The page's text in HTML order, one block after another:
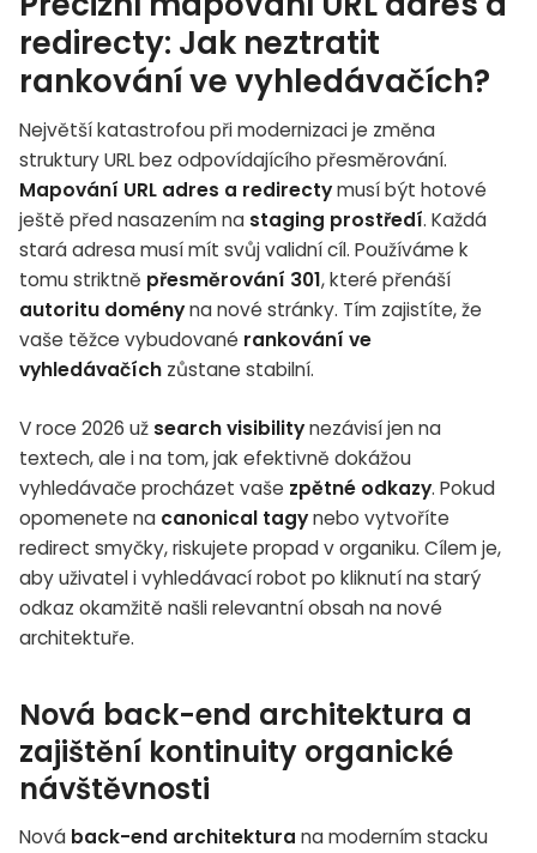
redirecty: Jak neztratit
rankování ve vyhledávačích?
Největší katastrofou při modernizaci je změna
struktury URL bez odpovídajícího přesměrování.
Mapování URL adres a redirectymusí být hotové
ještě před nasazením na staging prostředí. Každá
stará adresa musí mít svůj validní cíl. Používáme k
tomu striktně přesměrování 301, které přenáší
autoritu doményna nové stránky. Tím zajistíte, že
vaše těžce vybudované rankování ve
vyhledávačích zůstane stabilní.
V roce 2026 už search visibilitynezávisí jen na
textech, ale i na tom, jak efektivně dokážou
vyhledávače procházet vaše zpětné odkazy. Pokud
opomenete na canonical tagynebo vytvoříte
redirect smyčky, riskujete propad v organiku. Cílem je,
aby uživatel i vyhledávací robot po kliknutí na starý
odkaz okamžitě našli relevantní obsah na nové
architektuře.
Nová back-end architektura a
zajištění kontinuity organické
návštěvnosti
Nová back-end architektura na moderním stacku